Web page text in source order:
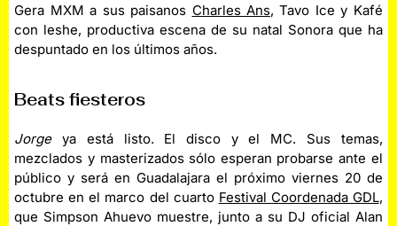
Gera MXM a sus paisanos Charles Ans, Tavo Ice y Kafé
con leshe, productiva escena de su natal Sonora que ha
despuntado en los últimos años.
Beats fiesteros
Jorgeya está listo. El disco y el MC. Sus temas,
mezclados y masterizados sólo esperan probarse ante el
público y será en Guadalajara el próximo viernes 20 de
octubre en el marco del cuarto Festival Coordenada GDL,
que Simpson Ahuevo muestre, junto a su DJ oficial Alan